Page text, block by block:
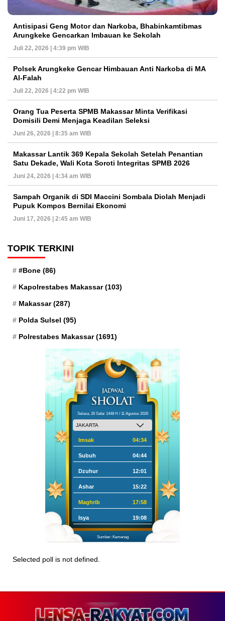
Antisipasi Geng Motor dan Narkoba, Bhabinkamtibmas
Arungkeke Gencarkan Imbauan ke Sekolah
Juli 22, 2026 | 4:39 pm WIB
Polsek Arungkeke Gencar Himbauan Anti Narkoba di MA
Al-Falah
Juli 22, 2026 | 4:22 pm WIB
Orang Tua Peserta SPMB Makassar Minta Verifikasi
Domisili Demi Menjaga Keadilan Seleksi
Juni 26, 2026 | 8:35 am WIB
Makassar Lantik 369 Kepala Sekolah Setelah Penantian
Satu Dekade, Wali Kota Soroti Integritas SPMB 2026
Juni 24, 2026 | 4:34 am WIB
Sampah Organik di SDI Maccini Sombala Diolah Menjadi
Pupuk Kompos Bernilai Ekonomi
Juni 17, 2026 | 2:45 am WIB
TOPIK TERKINI
#Bone (86)
Kapolrestabes Makassar(103)
Makassar(287)
Polda Sulsel (95)
Polrestabes Makassar(1691)
Selasa, 26 Safar 1448 H / 11 Agustus 2026
Imsak 04:34
Subuh 04:44
Dzuhur 12:01
Ashar 15:22
Maghrib 17:58
Isya 19:08
Sumber: Kemenag
Selected poll is not defined.